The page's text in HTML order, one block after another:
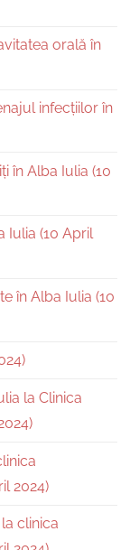
orală în
infecțiilor în
în Alba Iulia (10
Iulia (10 April
în Alba Iulia (10
la Clinica
2024)
clinica